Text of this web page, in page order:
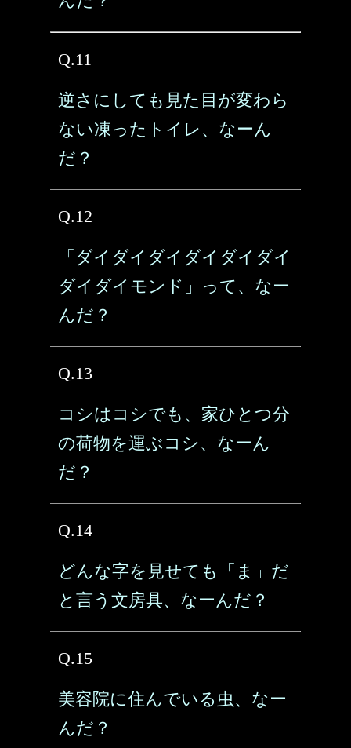
Q.11
逆さにしても見た目が変わら
ない凍ったトイレ、なーん
だ？
Q.12
「ダイダイダイダイダイダイ
ダイダイモンド」って、なー
んだ？
Q.13
コシはコシでも、家ひとつ分
の荷物を運ぶコシ、なーん
だ？
Q.14
どんな字を見せても「ま」だ
と言う文房具、なーんだ？
Q.15
美容院に住んでいる虫、なー
んだ？